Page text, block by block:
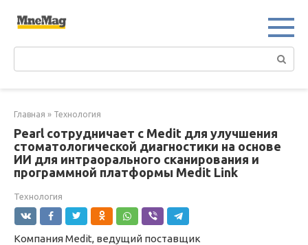
Главная » Технология
Pearl сотрудничает с Medit для улучшения
стоматологической диагностики на основе
ИИ для интраорального сканирования и
программной платформы Medit Link
Технология
Компания Medit, ведущий поставщик